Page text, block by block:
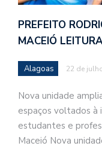
PREFEITO
MACEIÓ
Alagoas 22 de
Nova unidade
espaços voltados à
estudantes e
Maceió Nova